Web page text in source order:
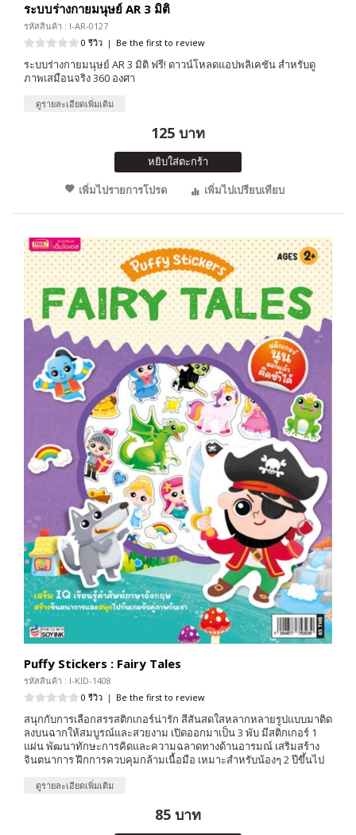
ระบบร่างกายมนุษย์ AR 3 มิติ
รหัสสินค้า : I-AR-0127
0 รีวิว | Be the first to review
ระบบร่างกายมนุษย์ AR 3 มิติ ฟรี! ดาวน์โหลดแอปพลิเคชัน สำหรับดู
ภาพเสมือนจริง 360 องศา
ดูรายละเอียดเพิ่มเติม
125 บาท
หยิบใส่ตะกร้า
เพิ่มไปรายการโปรด
เพิ่มไปเปรียบเทียบ
Puffy Stickers : Fairy Tales
รหัสสินค้า : I-KID-1408
0 รีวิว | Be the first to review
สนุกกับการเลือกสรรสติกเกอร์น่ารัก สีสันสดใสหลากหลายรูปแบบมาติด
ลงบนฉากให้สมบูรณ์และสวยงาม เปิดออกมาเป็น 3 พับ มีสติกเกอร์ 1
แผ่น พัฒนาทักษะการคิดและความฉลาดทางด้านอารมณ์ เสริมสร้าง
จินตนาการ ฝึกการควบคุมกล้ามเนื้อมือ เหมาะสำหรับน้องๆ 2 ปีขึ้นไป
ดูรายละเอียดเพิ่มเติม
85 บาท